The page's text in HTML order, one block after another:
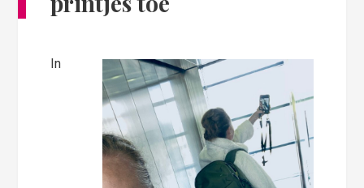
In